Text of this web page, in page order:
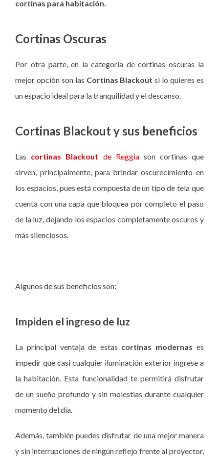
cortinas para habitación.
Cortinas Oscuras
Por otra parte, en la categoría de cortinas oscuras la
mejor opción son las Cortinas Blackoutsi lo quieres es
un espacio ideal para la tranquilidad y el descanso.
Cortinas Blackout y sus beneficios
Las cortinas Blackout de Reggia son cortinas que
sirven, principalmente, para brindar oscurecimiento en
los espacios, pues está compuesta de un tipo de tela que
cuenta con una capa que bloquea por completo el paso
de la luz, dejando los espacios completamente oscuros y
más silenciosos.
Algunos de sus beneficios son:
Impiden el ingreso de luz
La principal ventaja de estas cortinas modernas es
impedir que casi cualquier iluminación exterior ingrese a
la habitación. Esta funcionalidad te permitirá disfrutar
de un sueño profundo y sin molestias durante cualquier
momento del día.
Además, también puedes disfrutar de una mejor manera
y sin interrupciones de ningún reflejo frente al proyector,